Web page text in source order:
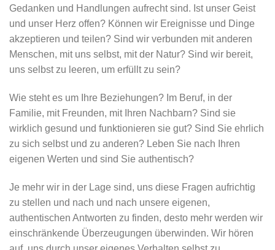
Gedanken und Handlungen aufrecht sind. Ist unser Geist
und unser Herz offen? Können wir Ereignisse und Dinge
akzeptieren und teilen? Sind wir verbunden mit anderen
Menschen, mit uns selbst, mit der Natur? Sind wir bereit,
uns selbst zu leeren, um erfüllt zu sein?
Wie steht es um Ihre Beziehungen? Im Beruf, in der
Familie, mit Freunden, mit Ihren Nachbarn? Sind sie
wirklich gesund und funktionieren sie gut? Sind Sie ehrlich
zu sich selbst und zu anderen? Leben Sie nach Ihren
eigenen Werten und sind Sie authentisch?
Je mehr wir in der Lage sind, uns diese Fragen aufrichtig
zu stellen und nach und nach unsere eigenen,
authentischen Antworten zu finden, desto mehr werden wir
einschränkende Überzeugungen überwinden. Wir hören